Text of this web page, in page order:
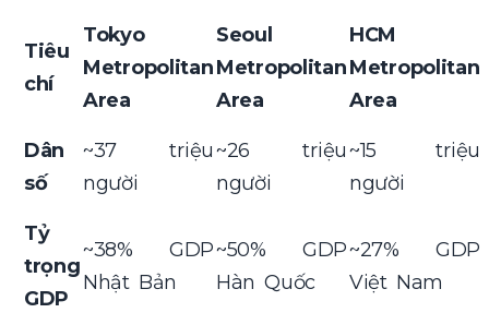
Tiêu
chí
Tokyo
Metropolitan
Area
Seoul
Metropolitan
Area
HCM
Metropolitan
Area
Dân
số
~37 triệu
người
~26 triệu
người
~15 triệu
người
Tỷ
trọng
GDP
~38% GDP
Nhật Bản
~50% GDP
Hàn Quốc
~27% GDP
Việt Nam